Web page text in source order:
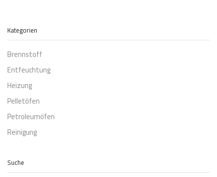
Kategorien
Brennstoff
Entfeuchtung
Heizung
Pelletöfen
Petroleumöfen
Reinigung
Suche